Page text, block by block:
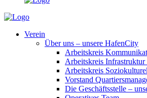
Verein
Über uns – unsere HafenCity
Arbeitskreis
Arbeitskreis
Arbeitskreis
Vorstand
Die Geschäftsstelle –